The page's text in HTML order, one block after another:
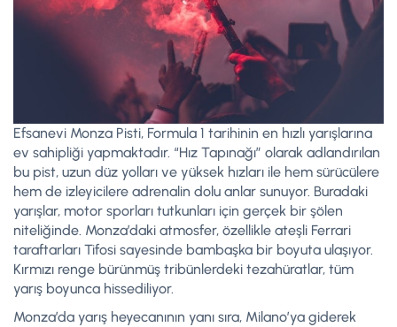
Efsanevi Monza Pisti, Formula 1 tarihinin en hızlı yarışlarına
ev sahipliği yapmaktadır. “Hız Tapınağı” olarak adlandırılan
bu pist, uzun düz yolları ve yüksek hızları ile hem sürücülere
hem de izleyicilere adrenalin dolu anlar sunuyor. Buradaki
yarışlar, motor sporları tutkunları için gerçek bir şölen
niteliğinde. Monza’daki atmosfer, özellikle ateşli Ferrari
taraftarları Tifosi sayesinde bambaşka bir boyuta ulaşıyor.
Kırmızı renge bürünmüş tribünlerdeki tezahüratlar, tüm
yarış boyunca hissediliyor.
Monza’da yarış heyecanının yanı sıra, Milano’ya giderek